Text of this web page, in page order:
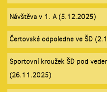
Návštěva v 1. A (5.12.2025)
Čertovské odpoledne ve ŠD
Sportovní kroužek ŠD pod
(26.11.2025)